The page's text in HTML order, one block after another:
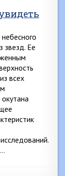
звезд. Ее
всех